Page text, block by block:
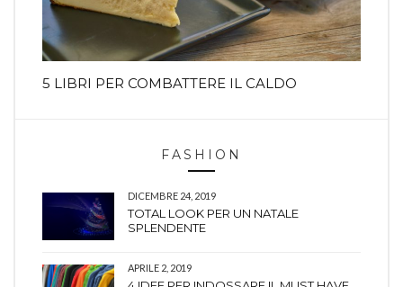
5 LIBRI PER COMBATTERE IL CALDO
FASHION
DICEMBRE 24, 2019
TOTAL LOOK PER UN NATALE
SPLENDENTE
APRILE 2, 2019